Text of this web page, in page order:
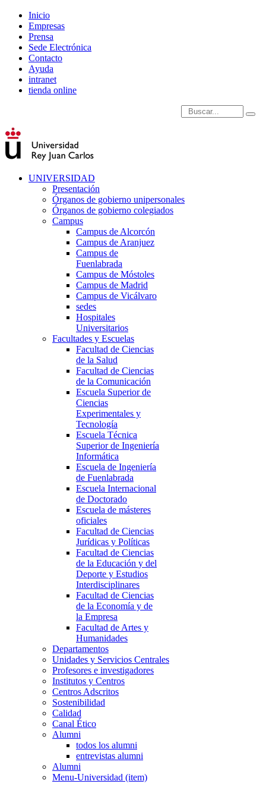
Inicio
Empresas
Prensa
Sede Electrónica
Contacto
Ayuda
intranet
tienda online
Introduce términos de
UNIVERSIDAD
Presentación
Órganos de gobierno unipersonales
Órganos de gobierno colegiados
Campus
Campus de Alcorcón
Campus de Aranjuez
Campus de
Fuenlabrada
Campus de Móstoles
Campus de Madrid
Campus de Vicálvaro
sedes
Hospitales
Universitarios
Facultades y Escuelas
Facultad de Ciencias
de la Salud
Facultad de Ciencias
de la Comunicación
Escuela Superior de
Ciencias
Experimentales y
Tecnología
Escuela Técnica
Superior de Ingeniería
Informática
Escuela de Ingeniería
de Fuenlabrada
Escuela Internacional
de Doctorado
Escuela de másteres
oficiales
Facultad de Ciencias
Jurídicas y Políticas
Facultad de Ciencias
de la Educación y del
Deporte y Estudios
Interdisciplinares
Facultad de Ciencias
de la Economía y de
la Empresa
Facultad de Artes y
Humanidades
Departamentos
Unidades y Servicios Centrales
Profesores e investigadores
Institutos y Centros
Centros Adscritos
Sostenibilidad
Calidad
Canal Ético
Alumni
todos los alumni
entrevistas alumni
Alumni
Menu-Universidad (item)